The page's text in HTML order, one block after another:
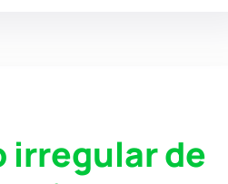
irregular de